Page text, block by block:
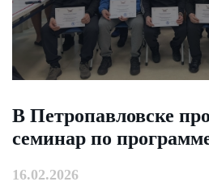
В Петропавловске
семинар по
16.02.2026